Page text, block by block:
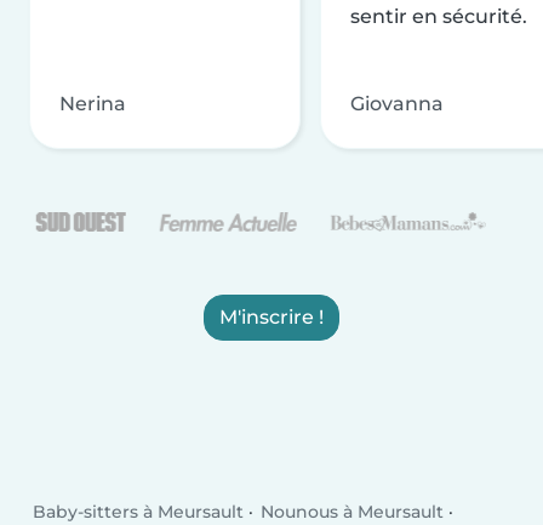
Nerina
sentir en sécurité.
Giovanna
M'inscrire !
Baby-sitters à Meursault
Nounous à Meursault